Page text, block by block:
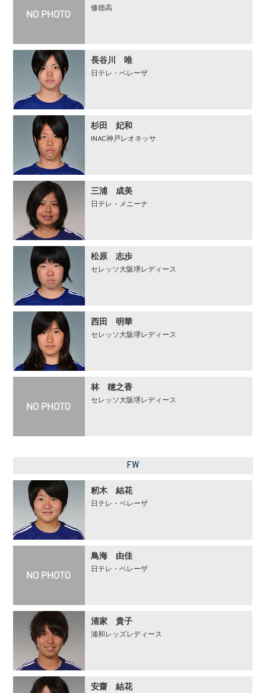
修徳高
長谷川 唯
日テレ・ベレーザ
杉田 妃和
INAC神戸レオネッサ
三浦 成美
日テレ・メニーナ
松原 志歩
セレッソ大阪堺レディース
西田 明華
セレッソ大阪堺レディース
林 穂之香
セレッソ大阪堺レディース
FW
籾木 結花
日テレ・ベレーザ
鳥海 由佳
日テレ・ベレーザ
清家 貴子
浦和レッズレディース
安齋 結花